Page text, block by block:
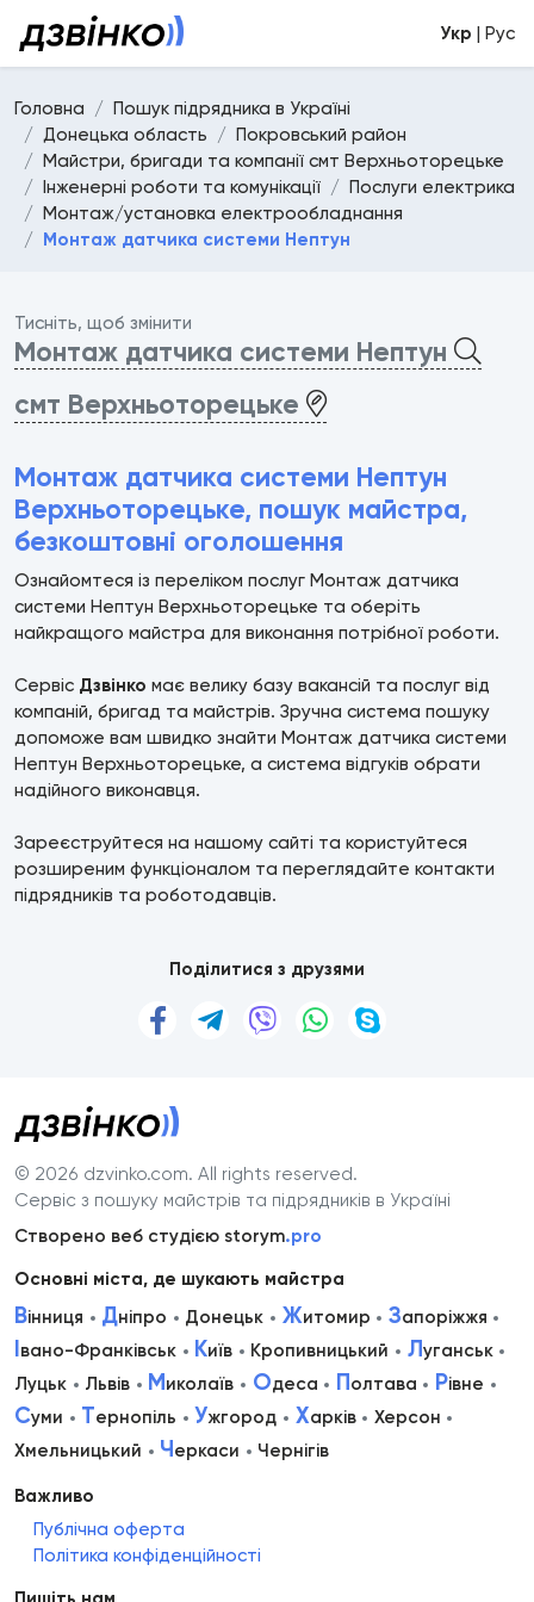
Укр | Рус
Головна
Пошук підрядника в Україні
Донецька область
Покровський район
Майстри, бригади та компанії смт Верхньоторецьке
Інженерні роботи та комунікації
Послуги електрика
Монтаж/установка електрообладнання
Монтаж датчика системи Нептун
Тисніть, щоб змінити
Монтаж датчика системи Нептун
смт Верхньоторецьке
Монтаж датчика системи Нептун
Верхньоторецьке, пошук майстра,
безкоштовні оголошення
Ознайомтеся із переліком послуг Монтаж датчика
системи Нептун Верхньоторецьке та оберіть
найкращого майстра для виконання потрібної роботи.
Сервіс Дзвінко має велику базу вакансій та послуг від
компаній, бригад та майстрів. Зручна система пошуку
допоможе вам швидко знайти Монтаж датчика системи
Нептун Верхньоторецьке, а система відгуків обрати
надійного виконавця.
Зареєструйтеся на нашому сайті та користуйтеся
розширеним функціоналом та переглядайте контакти
підрядників та роботодавців.
Поділитися з друзями
© 2026 dzvinko.com. All rights reserved.
Сервіс з пошуку майстрів та підрядників в Україні
Створено веб студією storym.pro
Основні міста, де шукають майстра
Вінниця Дніпро Донецьк Житомир Запоріжжя
Івано-Франківськ Київ Кропивницький Луганськ
Луцьк
Львів Миколаїв Одеса Полтава Рівне
Суми Тернопіль Ужгород Харків
Херсон
Хмельницький
Черкаси Чернігів
Важливо
Публічна оферта
Політика конфіденційності